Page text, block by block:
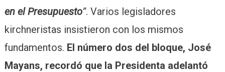
en el Presupuesto”. Varios legisladores
kirchneristas insistieron con los mismos
fundamentos. El número dos del bloque, José
Mayans, recordó que la Presidenta adelantó